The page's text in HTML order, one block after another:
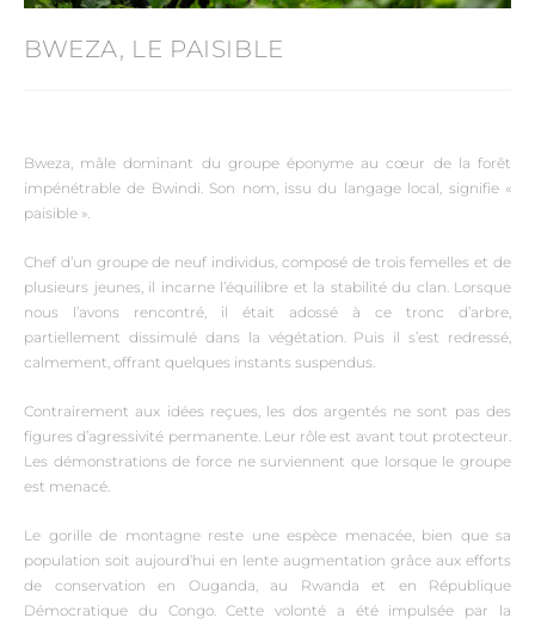
BWEZA, LE PAISIBLE
Bweza, mâle dominant du groupe éponyme au cœur de la forêt
impénétrable de Bwindi. Son nom, issu du langage local, signifie «
paisible ».
Chef d’un groupe de neuf individus, composé de trois femelles et de
plusieurs jeunes, il incarne l’équilibre et la stabilité du clan. Lorsque
nous l’avons rencontré, il était adossé à ce tronc d’arbre,
partiellement dissimulé dans la végétation. Puis il s’est redressé,
calmement, offrant quelques instants suspendus.
Contrairement aux idées reçues, les dos argentés ne sont pas des
figures d’agressivité permanente. Leur rôle est avant tout protecteur.
Les démonstrations de force ne surviennent que lorsque le groupe
est menacé.
Le gorille de montagne reste une espèce menacée, bien que sa
population soit aujourd’hui en lente augmentation grâce aux efforts
de conservation en Ouganda, au Rwanda et en République
Démocratique du Congo. Cette volonté a été impulsée par la